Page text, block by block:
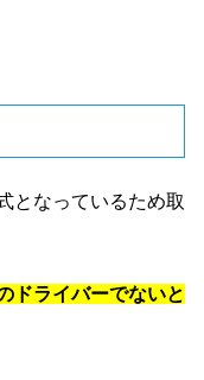
となっているため取
ドライバーでないと